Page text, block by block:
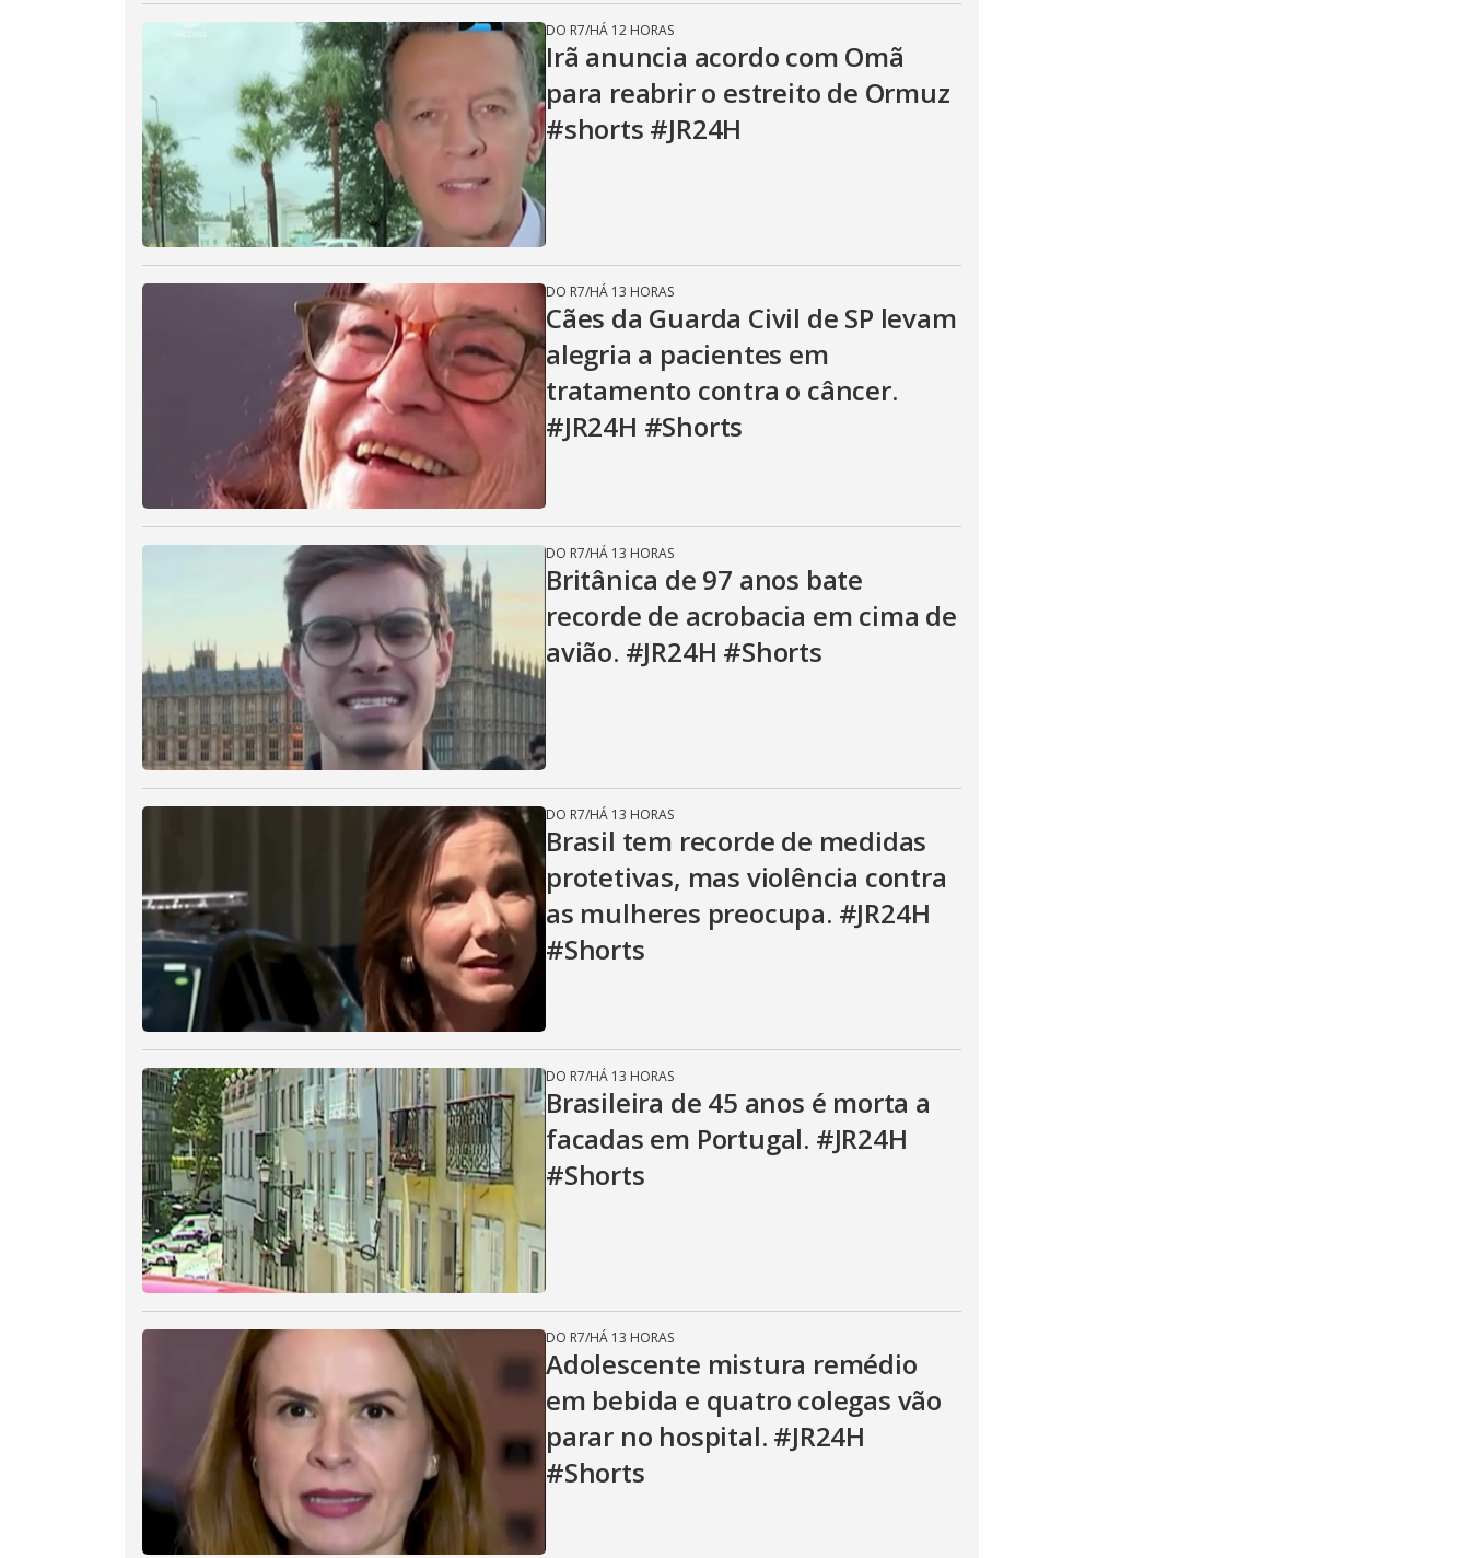
DO R7/HÁ 12 HORAS
Irã anuncia acordo com Omã
para reabrir o estreito de Ormuz
#shorts #JR24H
DO R7/HÁ 13 HORAS
Cães da Guarda Civil de SP levam
alegria a pacientes em
tratamento contra o câncer.
#JR24H #Shorts
DO R7/HÁ 13 HORAS
Britânica de 97 anos bate
recorde de acrobacia em cima de
avião. #JR24H #Shorts
DO R7/HÁ 13 HORAS
Brasil tem recorde de medidas
protetivas, mas violência contra
as mulheres preocupa. #JR24H
#Shorts
DO R7/HÁ 13 HORAS
Brasileira de 45 anos é morta a
facadas em Portugal. #JR24H
#Shorts
DO R7/HÁ 13 HORAS
Adolescente mistura remédio
em bebida e quatro colegas vão
parar no hospital. #JR24H
#Shorts